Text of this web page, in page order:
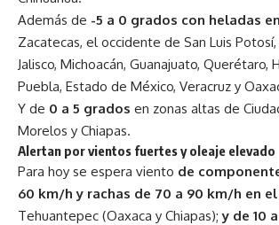
Además de -5 a 0 grados con heladas en
Zacatecas, el occidente de San Luis
Jalisco, Michoacán, Guanajuato, Querétaro,
Puebla, Estado de México, Veracruz y
Y de 0 a 5 grados en zonas altas de
Morelos y Chiapas.
Alertan por vientos fuertes y oleaje elevado
Para hoy se espera viento de
60 km/h y rachas de 70 a 90 km/h en el
Tehuantepec (Oaxaca y Chiapas);y de 10